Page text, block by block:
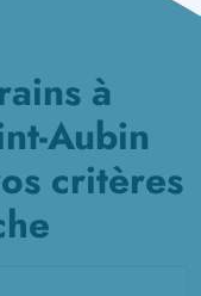
à
Aubin
critères